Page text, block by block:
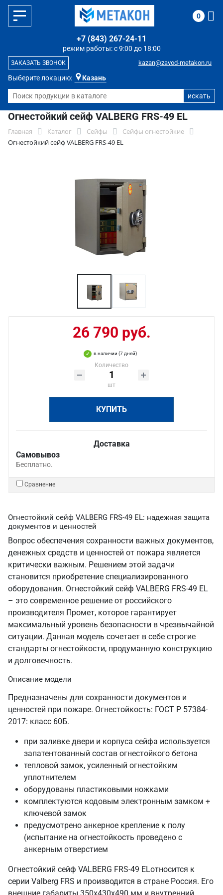
Выберите локацию: Казань
режим работы: с 9:00 до 18:00
+7 (843) 267-24-11
kazan@zavod-metakon.ru
ЗАКАЗАТЬ ЗВОНОК
0
Огнестойкий сейф VALBERG FRS-49 EL
Главная Каталог Сейфы
Сейфы огнестойкие
Огнестойкий сейф VALBERG FRS-49 EL
26 790 руб.
в наличии (7 дней)
Количество
шт
КУПИТЬ
Доставка
Самовывоз
Бесплатно.
Сравнение
Огнестойкий сейф VALBERG FRS-49 EL: надежная защита
документов и ценностей
Вопрос обеспечения сохранности важных документов,
денежных средств и ценностей от пожара является
критически важным. Решением этой задачи
становится приобретение специализированного
оборудования. Огнестойкий сейф VALBERG FRS-49 EL
– это современное решение от российского
производителя Промет, которое гарантирует
максимальный уровень безопасности в чрезвычайной
ситуации. Данная модель сочетает в себе строгие
стандарты огнестойкости, продуманную конструкцию
и долговечность.
Описание модели
Предназначены для сохранности документов и
ценностей при пожаре. Огнестойкость: ГОСТ Р 57384-
2017: класс 60Б.
при заливке двери и корпуса сейфа используется
запатентованный состав огнестойкого бетона
тепловой замок, усиленный огнестойким
уплотнителем
оборудованы пластиковыми ножками
комплектуются кодовым электронным замком +
ключевой замок
предусмотрено анкерное крепление к полу
(испытание на огнестойкость проведено с
анкерным отверстием
Огнестойкий сейф VALBERG FRS-49 ELотносится к
серии Valberg FRS и производится в стране Россия. Его